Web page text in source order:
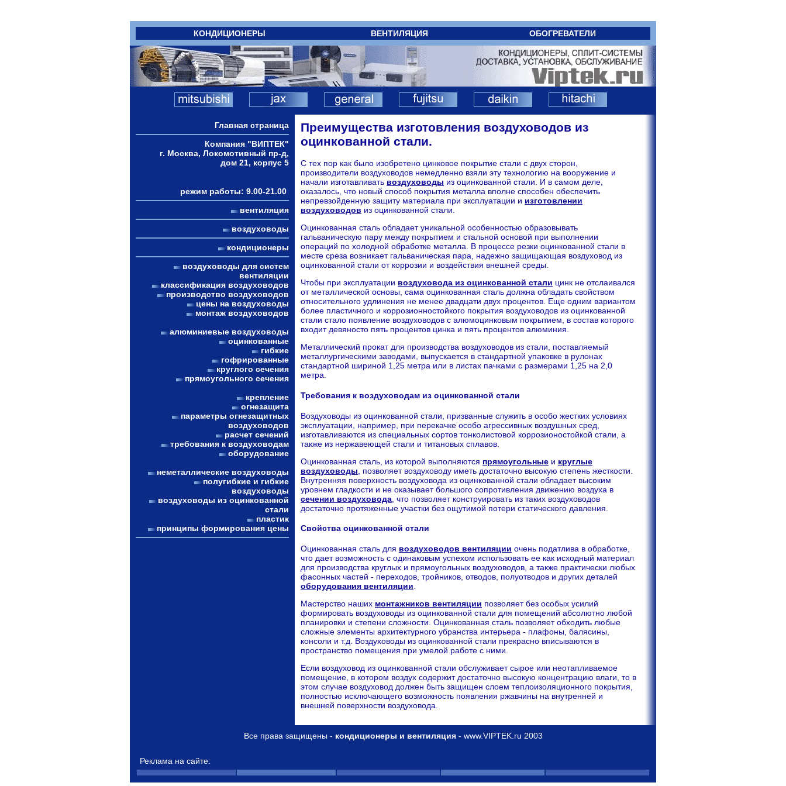
КОНДИЦИОНЕРЫ ВЕНТИЛЯЦИЯ ОБОГРЕВАТЕЛИ
Главная страница
Компания "ВИПТЕК"
г. Москва, Локомотивный пр-д,
дом 21, корпус 5
режим работы: 9.00-21.00
вентиляция
воздуховоды
кондиционеры
воздуховоды для систем
вентиляции
классификация воздуховодов
производство воздуховодов
цены на воздуховоды
монтаж воздуховодов
алюминиевые воздуховоды
оцинкованные
гибкие
гофрированные
круглого сечения
прямоугольного сечения
крепление
огнезащита
параметры огнезащитных
воздуховодов
расчет сечений
требования к воздуховодам
оборудование
неметаллические воздуховоды
полугибкие и гибкие
воздуховоды
воздуховоды из оцинкованной
стали
пластик
принципы формирования цены
Преимущества изготовления воздуховодов из
оцинкованной стали.
С тех пор как было изобретено цинковое покрытие стали с двух сторон,
производители воздуховодов немедленно взяли эту технологию на вооружение и
начали изготавливать воздуховоды из оцинкованной стали. И в самом деле,
оказалось, что новый способ покрытия металла вполне способен обеспечить
непревзойденную защиту материала при эксплуатации и изготовлении
воздуховодов из оцинкованной стали.
Оцинкованная сталь обладает уникальной особенностью образовывать
гальваническую пару между покрытием и стальной основой при выполнении
операций по холодной обработке металла. В процессе резки оцинкованной стали в
месте среза возникает гальваническая пара, надежно защищающая воздуховод из
оцинкованной стали от коррозии и воздействия внешней среды.
Чтобы при эксплуатации воздуховода из оцинкованной стали цинк не отслаивался
от металлической основы, сама оцинкованная сталь должна обладать свойством
относительного удлинения не менее двадцати двух процентов. Еще одним вариантом
более пластичного и коррозионностойкого покрытия воздуховодов из оцинкованной
стали стало появление воздуховодов с алюмоцинковым покрытием, в состав которого
входит девяносто пять процентов цинка и пять процентов алюминия.
Металлический прокат для производства воздуховодов из стали, поставляемый
металлургическими заводами, выпускается в стандартной упаковке в рулонах
стандартной шириной 1,25 метра или в листах пачками с размерами 1,25 на 2,0
метра.
Требования к воздуховодам из оцинкованной стали
Воздуховоды из оцинкованной стали, призванные служить в особо жестких условиях
эксплуатации, например, при перекачке особо агрессивных воздушных сред,
изготавливаются из специальных сортов тонколистовой коррозионостойкой стали, а
также из нержавеющей стали и титановых сплавов.
Оцинкованная сталь, из которой выполняются прямоугольные и круглые
воздуховоды , позволяет воздуховоду иметь достаточно высокую степень жесткости.
Внутренняя поверхность воздуховода из оцинкованной стали обладает высоким
уровнем гладкости и не оказывает большого сопротивления движению воздуха в
сечении воздуховода , что позволяет конструировать из таких воздуховодов
достаточно протяженные участки без ощутимой потери статического давления.
Свойства оцинкованной стали
Оцинкованная сталь для воздуховодов вентиляции очень податлива в обработке,
что дает возможность с одинаковым успехом использовать ее как исходный материал
для производства круглых и прямоугольных воздуховодов, а также практически любых
фасонных частей - переходов, тройников, отводов, полуотводов и других деталей
оборудования вентиляции
Мастерство наших монтажников вентиляции позволяет без особых усилий
формировать воздуховоды из оцинкованной стали для помещений абсолютно любой
планировки и степени сложности. Оцинкованная сталь позволяет обходить любые
сложные элементы архитектурного убранства интерьера - плафоны, балясины,
консоли и т.д. Воздуховоды из оцинкованной стали прекрасно вписываются в
пространство помещения при умелой работе с ними.
Если воздуховод из оцинкованной стали обслуживает сырое или неотапливаемое
помещение, в котором воздух содержит достаточно высокую концентрацию влаги, то в
этом случае воздуховод должен быть защищен слоем теплоизоляционного покрытия,
полностью исключающего возможность появления ржавчины на внутренней и
внешней поверхности воздуховода.
Все права защищены - кондиционеры и вентиляция- www.VIPTEK.ru 2003
Реклама на сайте: